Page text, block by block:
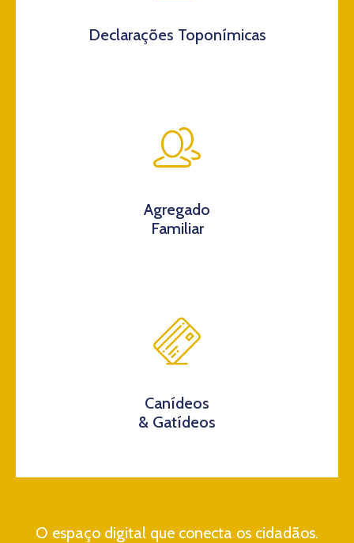
Declarações Toponímicas
Agregado
Familiar
Canídeos
& Gatídeos
O espaço digital que conecta os cidadãos.